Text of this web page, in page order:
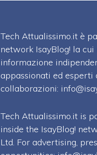
Tech Attualissimo.it è
network IsayBlog! la
informazione
appassionati ed esperti
collaborazioni:
Tech Attualissimo.it is
inside the IsayBlog!
Ltd. For advertising,